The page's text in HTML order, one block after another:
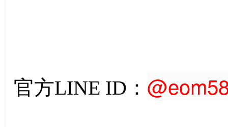
官方LINE ID：